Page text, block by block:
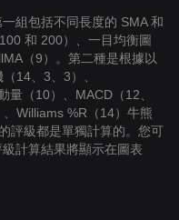
組包括不同長度的 SMA 和
和 200）、一目均衡圖
（9）。第二種是根據以
14、3、3）、
量（10）、MACD（12、
Williams %R（14）牛熊
評級都是單獨計算的。您可
計算結果將顯示在圖表